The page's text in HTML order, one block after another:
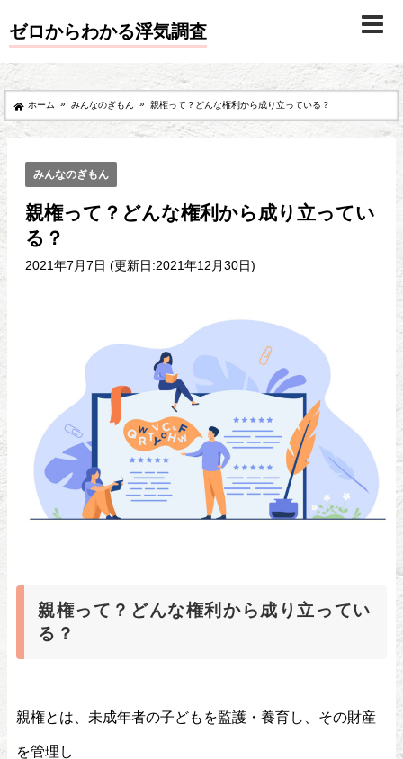
ゼロからわかる浮気調査
ホーム » みんなのぎもん » 親権って？どんな権利から成り立っている？
みんなのぎもん
親権って？どんな権利から成り立ってい
る？
2021年7月7日 (更新日:2021年12月30日)
親権って？どんな権利から成り立ってい
る？
親権とは、未成年者の子どもを監護・養育し、その財産
を管理し